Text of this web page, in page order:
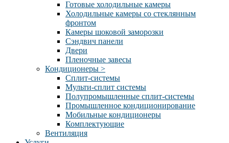
Готовые холодильные камеры
Холодильные камеры со стеклянным
фронтом
Камеры шоковой заморозки
Сэндвич панели
Двери
Пленочные завесы
Кондиционеры >
Сплит-системы
Мульти-сплит системы
Полупромышленные сплит-системы
Промышленное кондиционирование
Мобильные кондиционеры
Комплектующие
Вентиляция